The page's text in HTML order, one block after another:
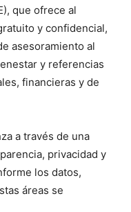
que ofrece al
y confidencial,
asesoramiento al
y referencias
financieras y de
a través de una
privacidad y
los datos,
áreas se